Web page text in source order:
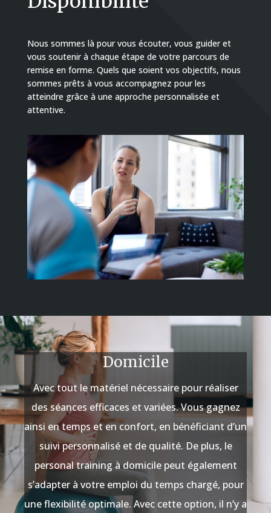
Nous sommes là pour vous écouter, vous guider et
vous soutenir à chaque étape de votre parcours de
remise en forme. Quels que soient vos objectifs, nous
sommes prêts à vous accompagnez pour les
atteindre grâce à une approche personnalisée et
attentive.
Domicile
Avec tout le matériel nécessaire pour réaliser
des séances efficaces et variées. Vous gagnez
ainsi en temps et en confort, en bénéficiant d’un
suivi personnalisé et de qualité. De plus, le
personal training à domicile peut également
s’adapter à votre emploi du temps chargé, pour
une flexibilité optimale. Avec cette option, il n’y a